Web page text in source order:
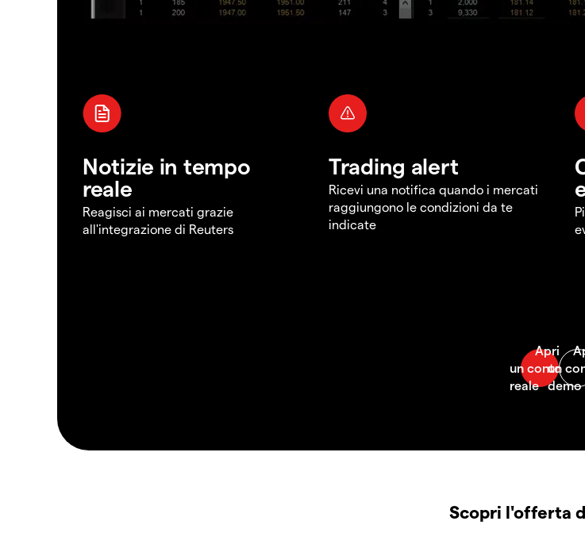
Notizie in tempo
reale
Reagisci ai mercati grazie
all'integrazione di Reuters
Trading alert
Ricevi una notifica quando i mercati
raggiungono le condizioni da te
indicate
Scopri l'offerta